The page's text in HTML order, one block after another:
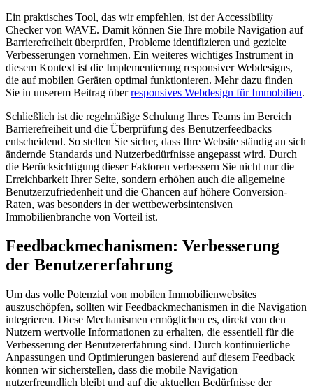
Ein praktisches Tool, das wir empfehlen, ist der Accessibility
Checker von WAVE. Damit können Sie Ihre mobile Navigation auf
Barrierefreiheit überprüfen, Probleme identifizieren und gezielte
Verbesserungen vornehmen. Ein weiteres wichtiges Instrument in
diesem Kontext ist die Implementierung responsiver Webdesigns,
die auf mobilen Geräten optimal funktionieren. Mehr dazu finden
Sie in unserem Beitrag überresponsives Webdesign für Immobilien.
Schließlich ist die regelmäßige Schulung Ihres Teams im Bereich
Barrierefreiheit und die Überprüfung des Benutzerfeedbacks
entscheidend. So stellen Sie sicher, dass Ihre Website ständig an sich
ändernde Standards und Nutzerbedürfnisse angepasst wird. Durch
die Berücksichtigung dieser Faktoren verbessern Sie nicht nur die
Erreichbarkeit Ihrer Seite, sondern erhöhen auch die allgemeine
Benutzerzufriedenheit und die Chancen auf höhere Conversion-
Raten, was besonders in der wettbewerbsintensiven
Immobilienbranche von Vorteil ist.
Feedbackmechanismen: Verbesserung
der Benutzererfahrung
Um das volle Potenzial von mobilen Immobilienwebsites
auszuschöpfen, sollten wir Feedbackmechanismen in die Navigation
integrieren. Diese Mechanismen ermöglichen es, direkt von den
Nutzern wertvolle Informationen zu erhalten, die essentiell für die
Verbesserung der Benutzererfahrung sind. Durch kontinuierliche
Anpassungen und Optimierungen basierend auf diesem Feedback
können wir sicherstellen, dass die mobile Navigation
nutzerfreundlich bleibt und auf die aktuellen Bedürfnisse der